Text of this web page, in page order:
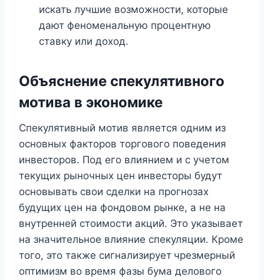
искать лучшие возможности, которые
дают феноменальную процентную
ставку или доход.
Объяснение спекулятивного
мотива в экономике
Спекулятивный мотив является одним из
основных факторов торгового поведения
инвесторов. Под его влиянием и с учетом
текущих рыночных цен инвесторы будут
основывать свои сделки на прогнозах
будущих цен на фондовом рынке, а не на
внутренней стоимости акций. Это указывает
на значительное влияние спекуляции. Кроме
того, это также сигнализирует чрезмерный
оптимизм во время фазы бума делового